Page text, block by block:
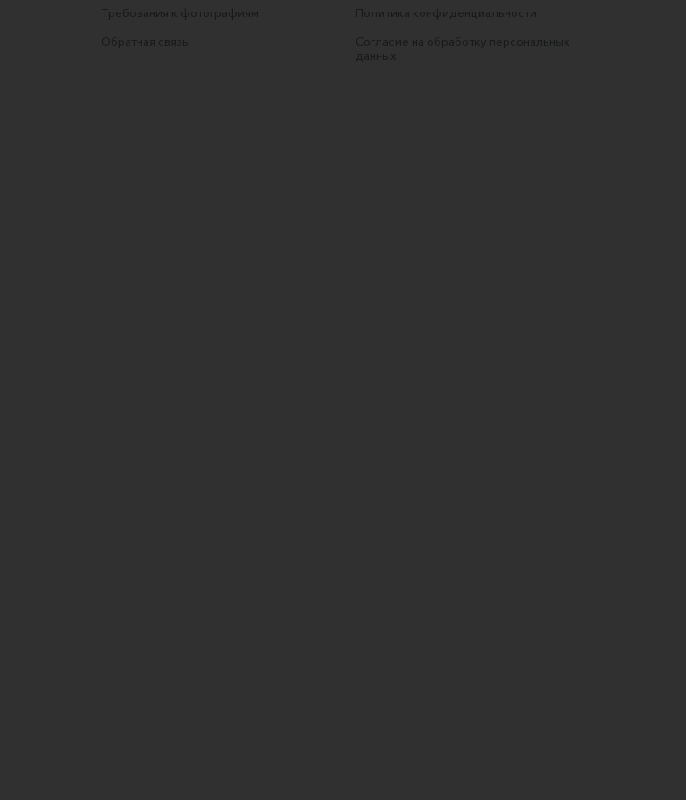
Требования к фотографиям
Обратная связь
Политика конфиденциальности
Согласие на обработку персональных
данных